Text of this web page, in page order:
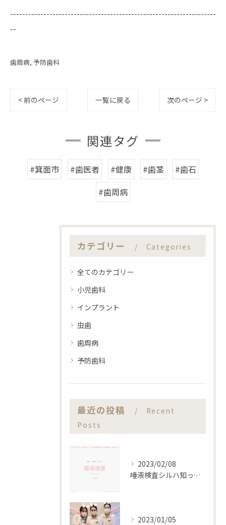
--------------------------------------------------------------------
--
歯周病 予防歯科
< 前のページ 一覧に戻る 次のページ >
関連タグ
#箕面市 #歯医者 #健康 #歯茎
#歯石
#歯周病
カテゴリー Categories
全てのカテゴリー
小児歯科
インプラント
虫歯
歯周病
予防歯科
最近の投稿
Recent
Posts
2023/02/08
唾液検査シルハ知ってますか？？
2023/01/05